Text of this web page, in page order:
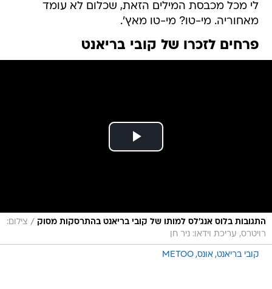
לי מכל מכבסת המילים הזאת, שכלום לא עומד
מאחוריה. מי-טו? מי-טו מאץ'.
פרחים לזכרו של קובי בריאנט
התגובות בלוס אנג'לס למותו של קובי בריאנט בהתרסקות מסוק / צילום:
רויטרס, עריכת וידאו: ניר חן
קובי בריאנט אונס METOO